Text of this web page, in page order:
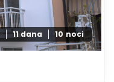
11 dana 10 noci